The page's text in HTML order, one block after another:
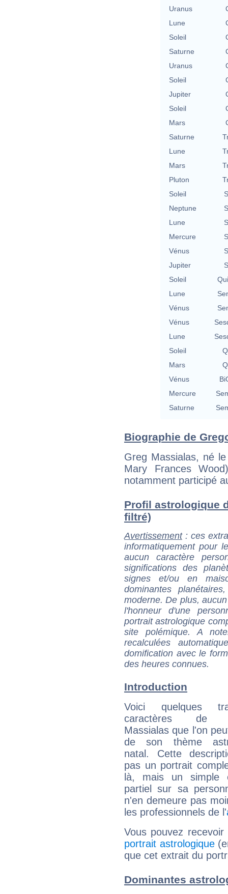
Uranus
Lune
Soleil
Saturne
Uranus
Soleil
Jupiter
Soleil
Mars
Saturne
Lune
Mars
Pluton
Soleil
Neptune
Lune
Mercure
Vénus
Jupiter
Soleil
Lune
Vénus
Vénus
Lune
Soleil
Mars
Vénus
Mercure
Saturne
Biographie de
Greg Massialas, né
Mary Frances
notamment participé
Profil astrologique
filtré)
Avertissement: ces
informatiquement pour
aucun caractère
significations des
signes et/ou en
dominantes
moderne. De plus,
l'honneur d'une
portrait astrologique
site polémique. A
recalculées
domification avec le
des heures connues.
Introduction
Voici quelques
caractères de
Massialas que l'on
de son thème
natal. Cette
pas un portrait
là, mais un simple
partiel sur sa
n'en demeure pas
les professionnels de l'
Vous pouvez
portrait astrologique
que cet extrait du
Dominantes